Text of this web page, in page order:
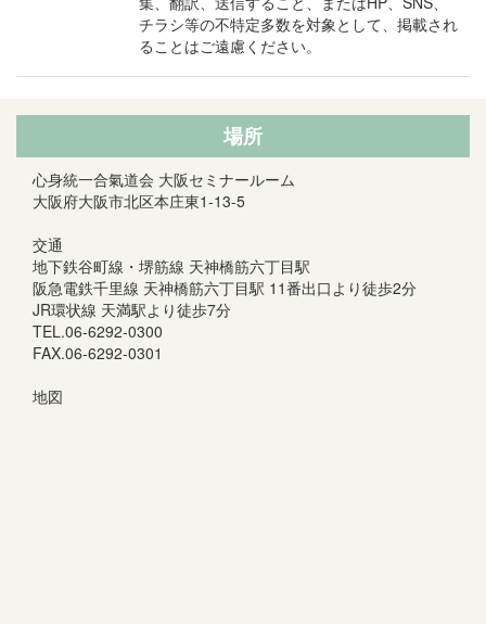
チラシ等の不特定多数を対象として、掲載され
ることはご遠慮ください。
場所
心身統一合氣道会 大阪セミナールーム
大阪府大阪市北区本庄東1-13-5
交通
地下鉄谷町線・堺筋線 天神橋筋六丁目駅
阪急電鉄千里線 天神橋筋六丁目駅 11番出口より徒歩2分
JR環状線 天満駅より徒歩7分
TEL.06-6292-0300
FAX.06-6292-0301
地図